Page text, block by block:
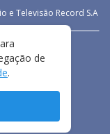
e Televisão Record S.A
de
.